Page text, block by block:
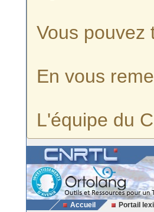
Vous
En vous
L'équipe du
Accueil Portail